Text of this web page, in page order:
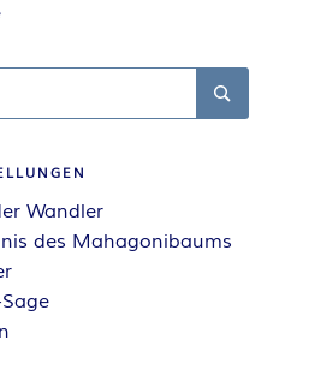
Search
Wandler
des Mahagonibaums